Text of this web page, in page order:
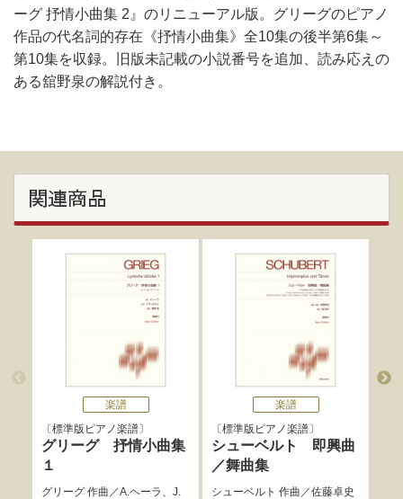
ーグ 抒情小曲集 2』のリニューアル版。グリーグのピアノ
作品の代名詞的存在《抒情小曲集》全10集の後半第6集～
第10集を収録。旧版未記載の小説番号を追加、読み応えの
ある舘野泉の解説付き。
関連商品
楽譜
標準版ピアノ楽譜
グリーグ 抒情小曲集
１
グリーグ作曲／A.ヘーラ 、 J.
楽譜
標準版ピアノ楽譜
シューベルト 即興曲
／舞曲集
シューベルト 作曲／佐藤卓史